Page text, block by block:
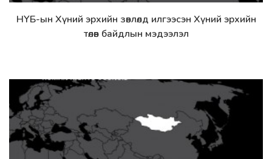
Дэлгэрэнгүй
НҮБ-ын Хүний эрхийн зөвлөлд илгээсэн Хүний эрхийн
төлөв байдлын мэдээлэл